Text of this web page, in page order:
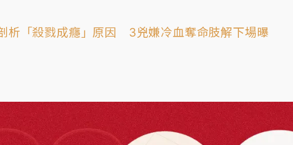
析「殺戮成癮」原因 3兇嫌冷血奪命肢解下場曝